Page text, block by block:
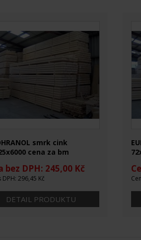
smrk cink
cena za bm
bez DPH: 245,00 Kč
DPH: 296,45 Kč
DETAIL PRODUKTU